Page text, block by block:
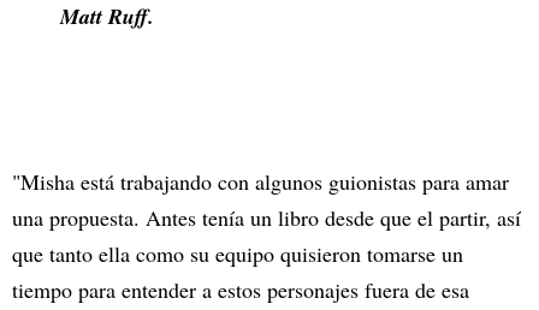
Matt Ruff.
"Misha está trabajando con algunos guionistas para amar
una propuesta. Antes tenía un libro desde que el partir, así
que tanto ella como su equipo quisieron tomarse un
tiempo para entender a estos personajes fuera de esa